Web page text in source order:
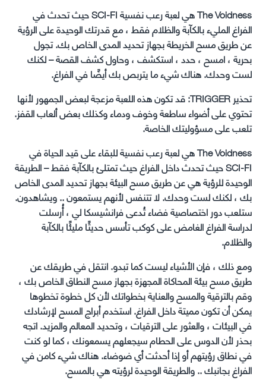
The Voidness هي لعبة رعب نفسية SCI-FI حيث تحدث في
الفراغ المليء بالكآبة والظلام فقط ، مع قدرتك الوحيدة على الرؤية
عن طريق مسح الخريطة بجهاز تحديد المدى الخاص بك. تجول
بحرية ، امسح ، حدد ، استكشف ، وحاول كشف القصة – لكنك
لست وحدك. هناك شيء ما يتربص بك أيضًا في الفراغ.
تحذير TRIGGER: قد تكون هذه اللعبة مزعجة لبعض الجمهور لأنها
تحتوي على أضواء ساطعة وخوف ودماء وكذلك بعض ألعاب القفز.
تلعب على مسؤوليتك الخاصة.
The Voidness هي لعبة رعب نفسية للبقاء على قيد الحياة في
SCI-FI حيث تحدث داخل الفراغ حيث تمتلئ بالكآبة فقط – الطريقة
الوحيدة للرؤية هي عن طريق مسح البيئة بجهاز تحديد المدى الخاص
بك ، لكنك لست وحدك. لا تتنفس لأنهم يستمعون .. ويشاهدون.
ستلعب دور اختصاصية فضاء تُدعى فرانشيسكا لي ، أُرسلت
لدراسة الفراغ الغامض على كوكب تأسس حديثًا مليئًا بالكآبة
والظلام.
ومع ذلك ، فإن الأشياء ليست كما تبدو. انتقل في طريقك عن
طريق مسح بيئة المحاكاة المجهزة بجهاز مسح النطاق الخاص بك ،
وقم بالترقية والمسح والعناية بخطواتك لأن كل خطوة تخطوها
يمكن أن تكون مميتة داخل الفراغ. استخدم أبراج المسح لإرشادك
في البيئات ، والعثور على الترقيات ، وتحديد المعالم والمزيد. اتجه
بحذر لأن الدوس على الحطام سيجعلهم يسمعونك ، كما لو كنت
في نطاق رؤيتهم أو إذا أحدثت أي ضوضاء. هناك شيء كامن في
الفراغ بجانبك .. والطريقة الوحيدة لرؤيته هي بالمسح.